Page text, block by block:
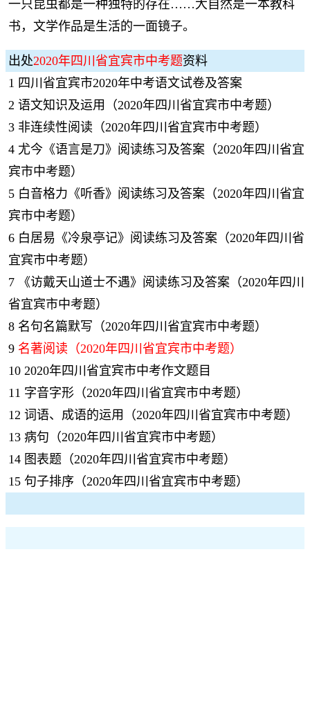
一只昆虫都是一种独特的存在……大自然是一本教科
书，文学作品是生活的一面镜子。
出处2020年四川省宜宾市中考题资料
1 四川省宜宾市2020年中考语文试卷及答案
2 语文知识及运用（2020年四川省宜宾市中考题）
3 非连续性阅读（2020年四川省宜宾市中考题）
4 尤今《语言是刀》阅读练习及答案（2020年四川省宜
宾市中考题）
5 白音格力《听香》阅读练习及答案（2020年四川省宜
宾市中考题）
6 白居易《冷泉亭记》阅读练习及答案（2020年四川省
宜宾市中考题）
7
《访戴天山道士不遇》阅读练习及答案（2020年四川
省宜宾市中考题）
8 名句名篇默写（2020年四川省宜宾市中考题）
9 名著阅读（2020年四川省宜宾市中考题）
10 2020年四川省宜宾市中考作文题目
11 字音字形（2020年四川省宜宾市中考题）
12 词语、成语的运用（2020年四川省宜宾市中考题）
13 病句（2020年四川省宜宾市中考题）
14 图表题（2020年四川省宜宾市中考题）
15 句子排序（2020年四川省宜宾市中考题）